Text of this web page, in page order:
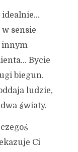
idealnie…
sensie
innym
Bycie
biegun.
ludzie,
światy.
Ci